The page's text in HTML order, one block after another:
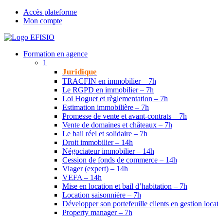
Accès plateforme
Mon compte
Formation en agence
1
Juridique
TRACFIN en immobilier – 7h
Le RGPD en immobilier – 7h
Loi Hoguet et règlementation – 7h
Estimation immobilière – 7h
Promesse de vente et avant-contrats – 7h
Vente de domaines et châteaux – 7h
Le bail réel et solidaire – 7h
Droit immobilier – 14h
Négociateur immobilier – 14h
Cession de fonds de commerce – 14h
Viager (expert) – 14h
VEFA – 14h
Mise en location et bail d’habitation – 7h
Location saisonnière – 7h
Développer son portefeuille clients en gestion
Property manager – 7h